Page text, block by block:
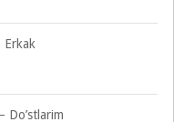
Do’stlarim